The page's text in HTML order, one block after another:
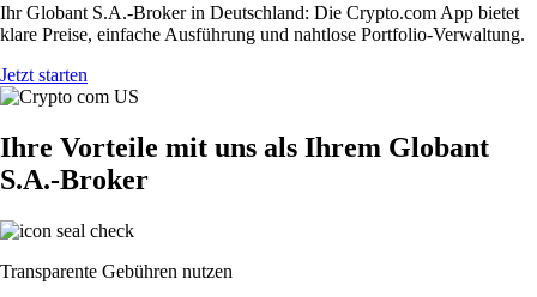
Ihr Globant S.A.-Broker in Deutschland: Die Crypto.com App bietet
klare Preise, einfache Ausführung und nahtlose Portfolio-Verwaltung.
Jetzt starten
Ihre Vorteile mit uns als Ihrem Globant
S.A.-Broker
Transparente Gebühren nutzen